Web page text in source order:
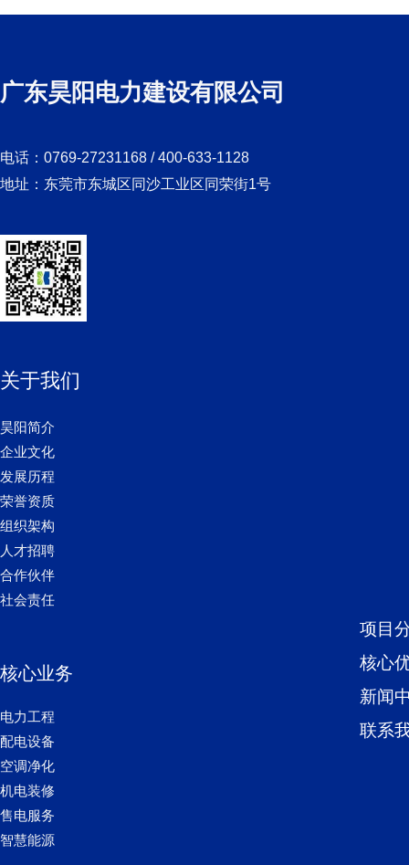
广东昊阳电力建设有限公司
电话：0769-27231168 / 400-633-1128
地址：东莞市东城区同沙工业区同荣街1号
关于我们
昊阳简介
企业文化
发展历程
荣誉资质
组织架构
人才招聘
合作伙伴
社会责任
核心业务
电力工程
配电设备
空调净化
机电装修
售电服务
智慧能源
项目
核心
新闻
联系